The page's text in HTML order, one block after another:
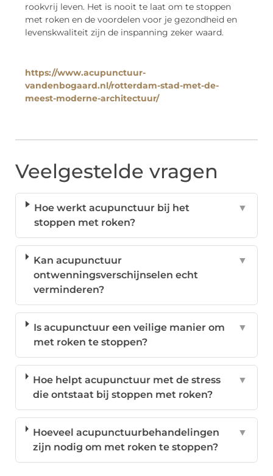
rookvrij leven. Het is nooit te laat om te stoppen
met roken en de voordelen voor je gezondheid en
levenskwaliteit zijn de inspanning zeker waard.
https://www.acupunctuur-
vandenbogaard.nl/rotterdam-stad-met-de-
meest-moderne-architectuur/
Veelgestelde vragen
Hoe werkt acupunctuur bij het
stoppen met roken?
▼
Kan acupunctuur
ontwenningsverschijnselen echt
verminderen?
▼
Is acupunctuur een veilige manier om
met roken te stoppen?
▼
Hoe helpt acupunctuur met de stress
die ontstaat bij stoppen met roken?
▼
Hoeveel acupunctuurbehandelingen
zijn nodig om met roken te stoppen?
▼